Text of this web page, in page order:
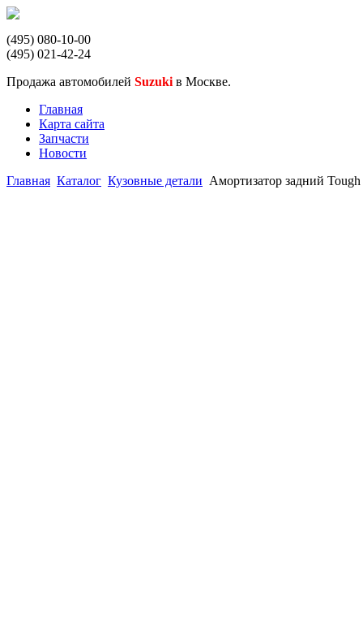
(495) 080-10-00
(495) 021-42-24
Продажа автомобилей Suzuki в Москве.
Главная
Карта сайта
Запчасти
Новости
Главная Каталог Кузовные детали Амортизатор задний